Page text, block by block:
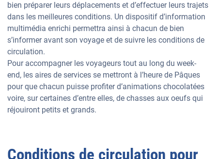
bien préparer leurs déplacements et d’effectuer leurs trajets
dans les meilleures conditions. Un dispositif d’information
multimédia enrichi permettra ainsi à chacun de bien
s’informer avant son voyage et de suivre les conditions de
circulation.
Pour accompagner les voyageurs tout au long du week-
end, les aires de services se mettront à l’heure de Pâques
pour que chacun puisse profiter d’animations chocolatées
voire, sur certaines d’entre elles, de chasses aux oeufs qui
réjouiront petits et grands.
Conditions de circulation pour